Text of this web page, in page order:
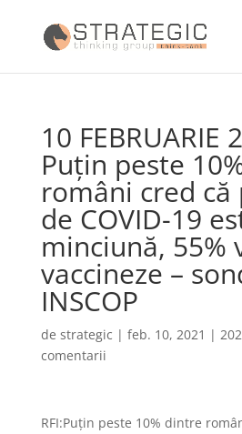
10 FEBRUARIE
Puțin peste
români cred că
de COVID-19
minciună, 55%
vaccineze –
INSCOP
de strategic | feb. 10, 2021 |
comentarii
RFI:Puțin peste 10% dintre